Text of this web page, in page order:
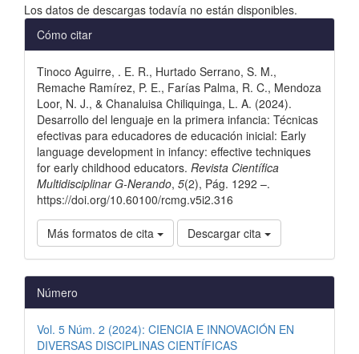
Los datos de descargas todavía no están disponibles.
Detalles
del
artículo
Cómo citar
Tinoco Aguirre, . E. R., Hurtado Serrano, S. M.,
Remache Ramírez, P. E., Farías Palma, R. C., Mendoza
Loor, N. J., & Chanaluisa Chiliquinga, L. A. (2024).
Desarrollo del lenguaje en la primera infancia: Técnicas
efectivas para educadores de educación inicial: Early
language development in infancy: effective techniques
for early childhood educators. Revista Científica
Multidisciplinar G-Nerando, 5(2), Pág. 1292 –.
https://doi.org/10.60100/rcmg.v5i2.316
Más formatos de cita Descargar cita
Número
Vol. 5 Núm. 2 (2024): CIENCIA E INNOVACIÓN EN
DIVERSAS DISCIPLINAS CIENTÍFICAS